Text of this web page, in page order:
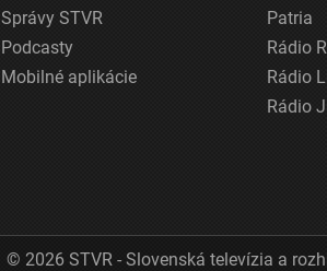
Správy STVR
Podcasty
Mobilné aplikácie
Patria
Rádio
Rádio
Rádio
© 2026 STVR - Slovenská televízia a